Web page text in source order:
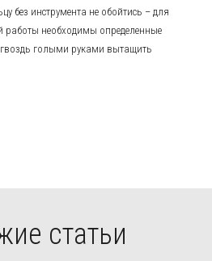
без инструмента не обойтись – для
необходимы определенные
голыми руками вытащить
статьи